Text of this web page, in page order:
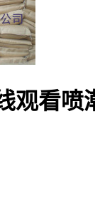
观看喷